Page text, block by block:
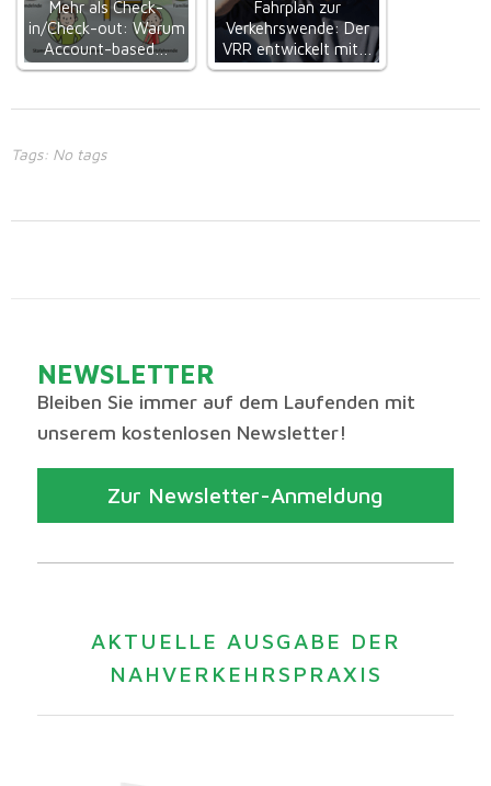
Mehr als Check-
in/Check-out: Warum
Account-based…
Fahrplan zur
Verkehrswende: Der
VRR entwickelt mit…
Tags: No tags
NEWSLETTER
Bleiben Sie immer auf dem Laufenden mit
unserem kostenlosen Newsletter!
Zur Newsletter-Anmeldung
AKTUELLE AUSGABE DER
NAHVERKEHRSPRAXIS